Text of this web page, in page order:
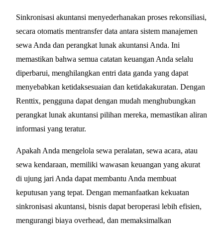
Sinkronisasi akuntansi menyederhanakan proses rekonsiliasi,
secara otomatis mentransfer data antara sistem manajemen
sewa Anda dan perangkat lunak akuntansi Anda. Ini
memastikan bahwa semua catatan keuangan Anda selalu
diperbarui, menghilangkan entri data ganda yang dapat
menyebabkan ketidaksesuaian dan ketidakakuratan. Dengan
Renttix, pengguna dapat dengan mudah menghubungkan
perangkat lunak akuntansi pilihan mereka, memastikan aliran
informasi yang teratur.
Apakah Anda mengelola sewa peralatan, sewa acara, atau
sewa kendaraan, memiliki wawasan keuangan yang akurat
di ujung jari Anda dapat membantu Anda membuat
keputusan yang tepat. Dengan memanfaatkan kekuatan
sinkronisasi akuntansi, bisnis dapat beroperasi lebih efisien,
mengurangi biaya overhead, dan memaksimalkan